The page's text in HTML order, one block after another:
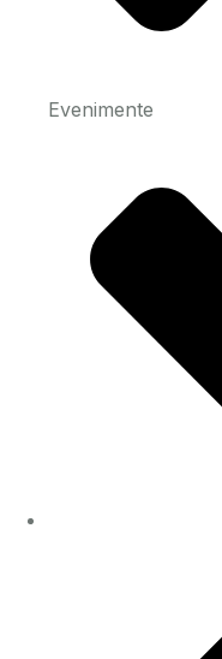
Evenimente